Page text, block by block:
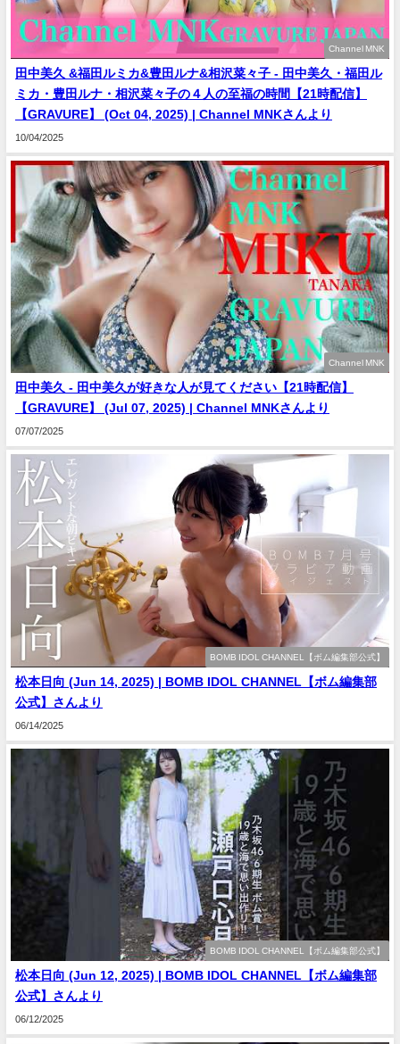
Channel MNK
田中美久 &福田ルミカ&豊田ルナ&相沢菜々子 - 田中美久・福田ル
ミカ・豊田ルナ・相沢菜々子の４人の至福の時間【21時配信】
【GRAVURE】 (Oct 04, 2025) | Channel MNKさんより
10/04/2025
Channel MNK
田中美久 - 田中美久が好きな人が見てください【21時配信】
【GRAVURE】 (Jul 07, 2025) | Channel MNKさんより
07/07/2025
BOMB IDOL CHANNEL【ボム編集部公式】
松本日向 (Jun 14, 2025) | BOMB IDOL CHANNEL【ボム編集部
公式】さんより
06/14/2025
BOMB IDOL CHANNEL【ボム編集部公式】
松本日向 (Jun 12, 2025) | BOMB IDOL CHANNEL【ボム編集部
公式】さんより
06/12/2025